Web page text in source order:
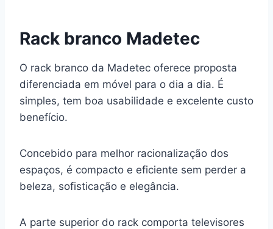
Rack branco Madetec
O rack branco da Madetec oferece proposta
diferenciada em móvel para o dia a dia. É
simples, tem boa usabilidade e excelente custo
benefício.
Concebido para melhor racionalização dos
espaços, é compacto e eficiente sem perder a
beleza, sofisticação e elegância.
A parte superior do rack comporta televisores